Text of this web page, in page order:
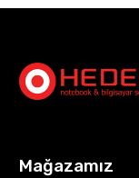
Mağazamız